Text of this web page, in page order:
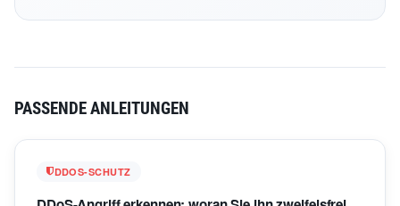
PASSENDE ANLEITUNGEN
DDOS-SCHUTZ